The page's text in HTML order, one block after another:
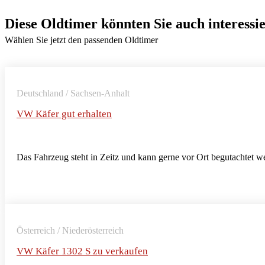
Diese Oldtimer könnten Sie auch
Wählen Sie jetzt den passenden Oldtimer
Deutschland / Sachsen-Anhalt
VW Käfer gut erhalten
Das Fahrzeug steht in Zeitz und kann gerne vor Ort begutachtet
Österreich / Niederösterreich
VW Käfer 1302 S zu verkaufen